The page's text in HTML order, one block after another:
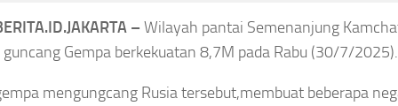
– Wilayah pantai Semenanjung
guncang Gempa berkekuatan 8,7M pada Rabu (30/7/2025).
mengungcang Rusia tersebut,membuat beberapa
kejari sungai penuh
Aliran Kepercayaan Masyarakat
# Raja Juli Antoni
Amplop dari Bupati
omisi Pemberantasan Korupsi